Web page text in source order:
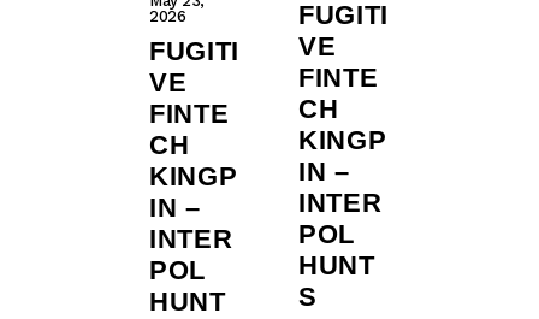
2026
FUGITI
VE
FINTE
CH
KINGP
IN –
INTER
POL
HUNT
FUGITI
VE
FINTE
CH
KINGP
IN –
INTER
POL
HUNT
S